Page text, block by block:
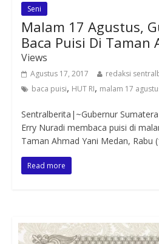
Seni
Malam 17 Agustus,
Baca Puisi Di Taman
Views
Agustus 17, 2017 redaksi
baca puisi, HUT RI, malam 17
Sentralberita|~Gubernur
Erry Nuradi membaca puisi di
Taman Ahmad Yani Medan, Rabu
Read more